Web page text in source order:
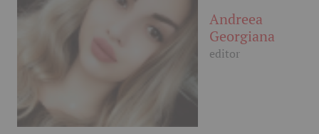
Andreea
Georgiana
editor